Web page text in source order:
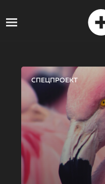
СПЕЦПРОЕКТ